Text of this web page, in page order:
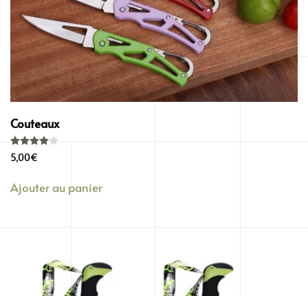
Couteaux
5,00€
Ajouter au panier